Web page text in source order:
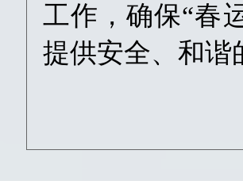
工作，确保“春
提供安全、和谐